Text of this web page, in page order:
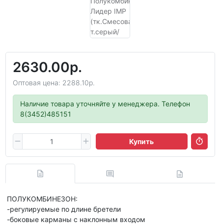
2630.00р.
Оптовая цена: 2288.10р.
Наличие товара уточняйте у менеджера. Телефон
8(3452)485151
Купить
ПОЛУКОМБИНЕЗОН:
-регулируемые по длине бретели
-боковые карманы с наклонным входом